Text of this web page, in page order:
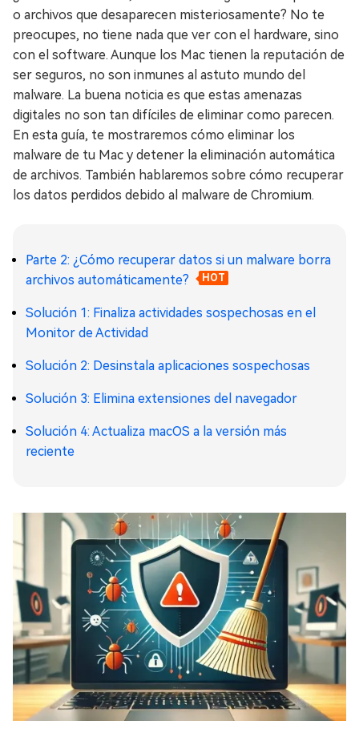
o archivos que desaparecen misteriosamente? No te
preocupes, no tiene nada que ver con el hardware, sino
con el software. Aunque los Mac tienen la reputación de
ser seguros, no son inmunes al astuto mundo del
malware. La buena noticia es que estas amenazas
digitales no son tan difíciles de eliminar como parecen.
En esta guía, te mostraremos cómo eliminar los
malware de tu Mac y detener la eliminación automática
de archivos. También hablaremos sobre cómo recuperar
los datos perdidos debido al malware de Chromium.
Parte 2: ¿Cómo recuperar datos si un malware borra
archivos automáticamente?
HOT
Solución 1: Finaliza actividades sospechosas en el
Monitor de Actividad
Solución 2: Desinstala aplicaciones sospechosas
Solución 3: Elimina extensiones del navegador
Solución 4: Actualiza macOS a la versión más
reciente